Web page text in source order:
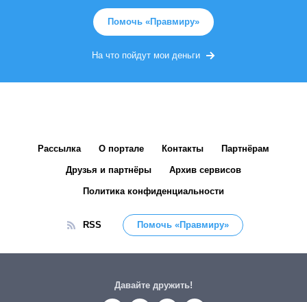
Помочь «Правмиру»
На что пойдут мои деньги
Рассылка О портале Контакты Партнёрам
Друзья и партнёры Архив сервисов
Политика конфиденциальности
RSS Помочь «Правмиру»
Давайте дружить!